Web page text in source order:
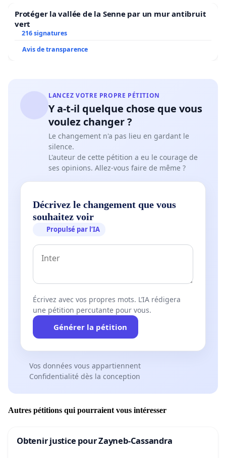
Protéger la vallée de la Senne par un mur antibruit
vert
216 signatures
Avis de transparence
LANCEZ VOTRE PROPRE PÉTITION
Y a-t-il quelque chose que vous
voulez changer ?
Le changement n'a pas lieu en gardant le
silence.
L'auteur de cette pétition a eu le courage de
ses opinions. Allez-vous faire de même ?
Décrivez le changement que vous
souhaitez voir
Propulsé par l’IA
Écrivez avec vos propres mots. L’IA rédigera
une pétition percutante pour vous.
Générer la pétition
Vos données vous appartiennent
Confidentialité dès la conception
Autres pétitions qui pourraient vous intéresser
Obtenir justice pour Zayneb-Cassandra